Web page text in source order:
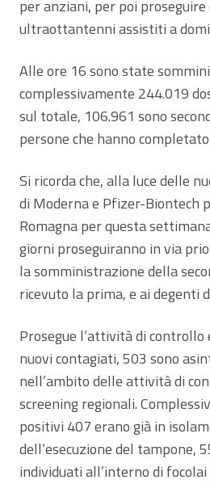
per anziani, per poi proseguire
ultraottantenni assistiti a
Alle ore 16 sono state
complessivamente 244.019
sul totale, 106.961 sono
persone che hanno
Si ricorda che, alla luce delle
di Moderna e Pfizer-Biontech
Romagna per questa
giorni proseguiranno in via
la somministrazione della
ricevuto la prima, e ai degenti
Prosegue l’attività di controllo
nuovi contagiati, 503 sono
nell’ambito delle attività di
screening regionali.
positivi 407 erano già in
dell’esecuzione del tampone,
individuati all’interno di